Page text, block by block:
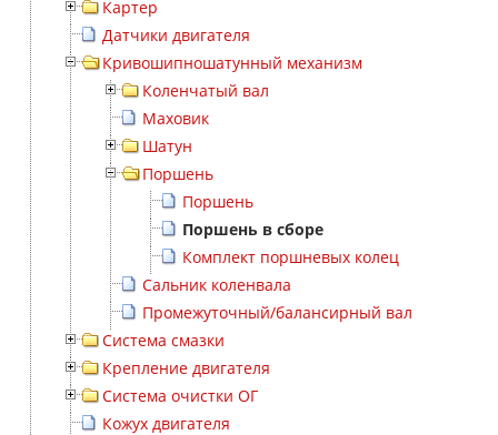
Картер
Датчики двигателя
Кривошипношатунный механизм
Коленчатый вал
Маховик
Шатун
Поршень
Поршень
Поршень в сборе
Комплект поршневых колец
Сальник коленвала
Промежуточный/балансирный вал
Система смазки
Крепление двигателя
Система очистки ОГ
Кожух двигателя